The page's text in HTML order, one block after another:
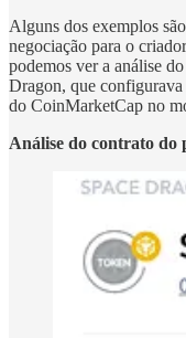
Alguns dos exemplos
negociação para o
podemos ver a análise
Dragon, que
do CoinMarketCap no
Análise do contrato do